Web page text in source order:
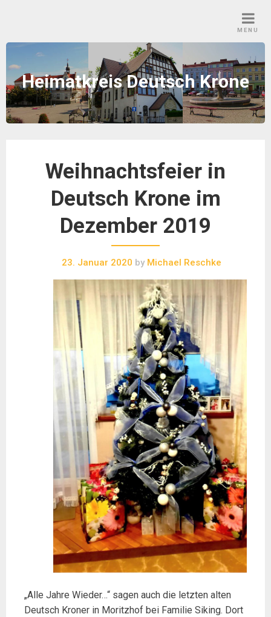
MENU
Heimatkreis Deutsch Krone
Weihnachtsfeier in
Deutsch Krone im
Dezember 2019
23. Januar 2020 by Michael Reschke
„Alle Jahre Wieder…“ sagen auch die letzten alten
Deutsch Kroner in Moritzhof bei Familie Siking. Dort